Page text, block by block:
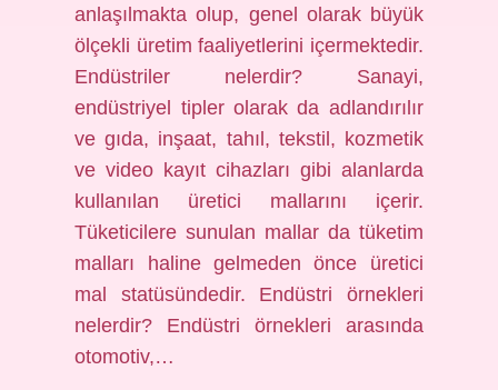
anlaşılmakta olup, genel olarak büyük
ölçekli üretim faaliyetlerini içermektedir.
Endüstriler nelerdir? Sanayi,
endüstriyel tipler olarak da adlandırılır
ve gıda, inşaat, tahıl, tekstil, kozmetik
ve video kayıt cihazları gibi alanlarda
kullanılan üretici mallarını içerir.
Tüketicilere sunulan mallar da tüketim
malları haline gelmeden önce üretici
mal statüsündedir. Endüstri örnekleri
nelerdir? Endüstri örnekleri arasında
otomotiv,…